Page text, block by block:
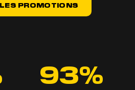
PROMOTIONS
93%